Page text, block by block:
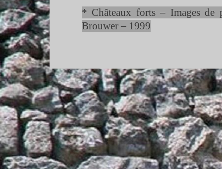
* Châteaux forts – Images de
Brouwer – 1999